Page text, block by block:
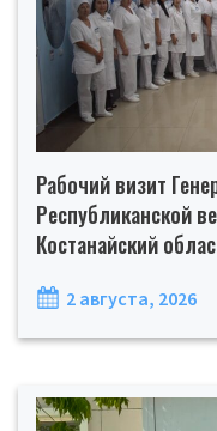
Рабочий визит
Республиканской
Костанайский
2 августа, 2026